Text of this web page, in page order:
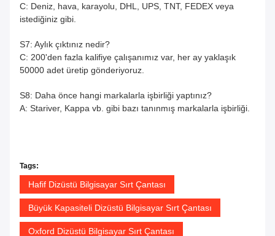
C: Deniz, hava, karayolu, DHL, UPS, TNT, FEDEX veya
istediğiniz gibi.
S7: Aylık çıktınız nedir?
C: 200'den fazla kalifiye çalışanımız var, her ay yaklaşık
50000 adet üretip gönderiyoruz.
S8: Daha önce hangi markalarla işbirliği yaptınız?
A: Stariver, Kappa vb. gibi bazı tanınmış markalarla işbirliği.
Tags:
Hafif Dizüstü Bilgisayar Sırt Çantası
Büyük Kapasiteli Dizüstü Bilgisayar Sırt Çantası
Oxford Dizüstü Bilgisayar Sırt Çantası